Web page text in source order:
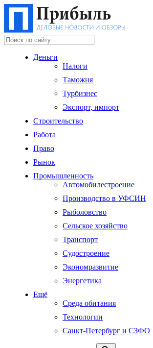
Деньги
Налоги
Таможня
Турбизнес
Экспорт, импорт
Строительство
Работа
Право
Рынок
Промышленность
Автомобилестроение
Производство в УФСИН
Рыболовство
Сельское хозяйство
Транспорт
Судостроение
Экономразвитие
Энергетика
Ещё
Среда обитания
Технологии
Санкт-Петербург и СЗФО